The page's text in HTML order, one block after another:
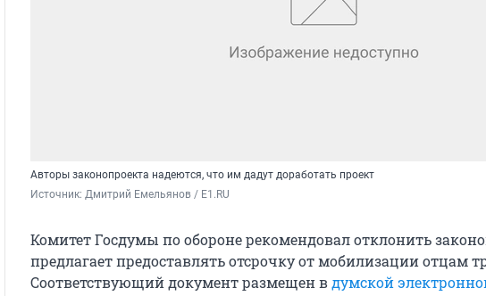
Авторы законопроекта надеются, что им дадут доработать проект
Источник: Дмитрий Емельянов / E1.RU
Комитет Госдумы по обороне рекомендовал отклонить
предлагает предоставлять отсрочку от мобилизации отцам
Соответствующий документ размещен вдумской